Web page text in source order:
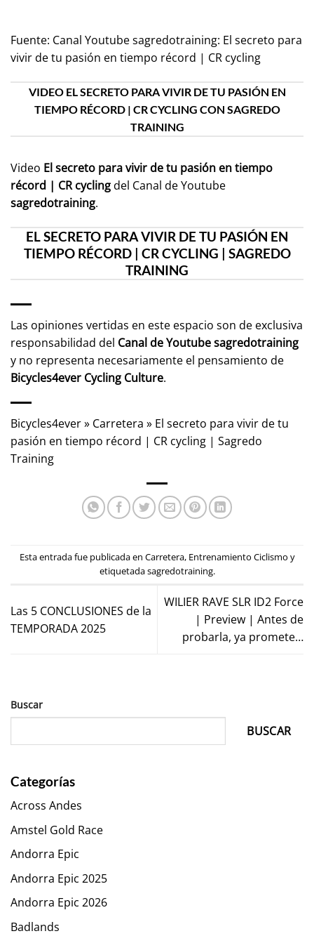
Fuente: Canal Youtube sagredotraining: El secreto para
vivir de tu pasión en tiempo récord | CR cycling
VIDEO EL SECRETO PARA VIVIR DE TU PASIÓN EN
TIEMPO RÉCORD | CR CYCLING CON SAGREDO
TRAINING
Video El secreto para vivir de tu pasión en tiempo
récord | CR cyclingdel Canal de Youtube
sagredotraining.
EL SECRETO PARA VIVIR DE TU PASIÓN EN
TIEMPO RÉCORD | CR CYCLING | SAGREDO
TRAINING
Las opiniones vertidas en este espacio son de exclusiva
responsabilidad del Canal de Youtubesagredotraining
y no representa necesariamente el pensamiento de
Bicycles4ever Cycling Culture.
Bicycles4ever» Carretera » El secreto para vivir de tu
pasión en tiempo récord | CR cycling | Sagredo
Training
Esta entrada fue publicada en Carretera, Entrenamiento Ciclismo y
etiquetadasagredotraining.
Las 5 CONCLUSIONES de la
TEMPORADA 2025
WILIER RAVE SLR ID2 Force
| Preview | Antes de
probarla, ya promete…
Buscar
BUSCAR
Categorías
Across Andes
Amstel Gold Race
Andorra Epic
Andorra Epic 2025
Andorra Epic 2026
Badlands